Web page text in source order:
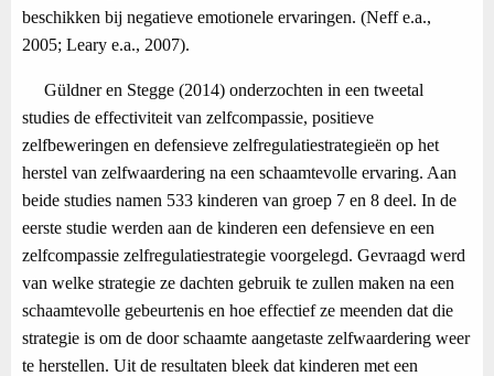
beschikken bij negatieve emotionele ervaringen. (Neff e.a.,
2005; Leary e.a., 2007).
Güldner en Stegge (2014) onderzochten in een tweetal
studies de effectiviteit van zelfcompassie, positieve
zelfbeweringen en defensieve zelfregulatiestrategieën op het
herstel van zelfwaardering na een schaamtevolle ervaring. Aan
beide studies namen 533 kinderen van groep 7 en 8 deel. In de
eerste studie werden aan de kinderen een defensieve en een
zelfcompassie zelfregulatiestrategie voorgelegd. Gevraagd werd
van welke strategie ze dachten gebruik te zullen maken na een
schaamtevolle gebeurtenis en hoe effectief ze meenden dat die
strategie is om de door schaamte aangetaste zelfwaardering weer
te herstellen. Uit de resultaten bleek dat kinderen met een